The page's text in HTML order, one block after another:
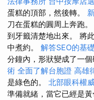
蛋糕的頂部，然後轉。
刀在蛋糕的圓周上奔跑。
到牙籤清楚地出來。 將
中煮約。 解答SEO的基
分鐘內，形狀變成了一
術 全面了解台胞證 高雄
是綠色的。 北部眼科權
準備就緒，當它已經是黃